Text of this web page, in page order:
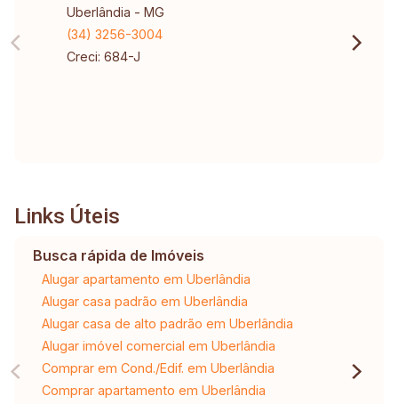
Uberlândia - MG
(34) 3256-3004
Creci: 684-J
Links Úteis
Busca rápida de Imóveis
Alugar apartamento em Uberlândia
Alugar casa padrão em Uberlândia
Alugar casa de alto padrão em Uberlândia
Alugar imóvel comercial em Uberlândia
Comprar em Cond./Edif. em Uberlândia
Comprar apartamento em Uberlândia